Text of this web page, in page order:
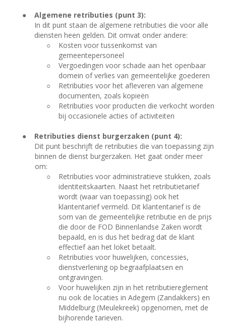
●
Algemene retributies (punt 3):
In dit punt staan de algemene retributies die voor alle
diensten heen gelden. Dit omvat onder andere:
○
Kosten voor tussenkomst van
gemeentepersoneel
○
Vergoedingen voor schade aan het openbaar
domein of verlies van gemeentelijke goederen
○
Retributies voor het afleveren van algemene
documenten, zoals kopieën
○
Retributies voor producten die verkocht worden
bij occasionele acties of activiteiten
●
Retributies dienst burgerzaken (punt 4):
Dit punt beschrijft de retributies die van toepassing zijn
binnen de dienst burgerzaken. Het gaat onder meer
om:
○
Retributies voor administratieve stukken, zoals
identiteitskaarten. Naast het retributietarief
wordt (waar van toepassing) ook het
klantentarief vermeld. Dit klantentarief is de
som van de gemeentelijke retributie en de prijs
die door de FOD Binnenlandse Zaken wordt
bepaald, en is dus het bedrag dat de klant
effectief aan het loket betaalt.
○
Retributies voor huwelijken, concessies,
dienstverlening op begraafplaatsen en
ontgravingen.
○
Voor huwelijken zijn in het retributiereglement
nu ook de locaties in Adegem (Zandakkers) en
Middelburg (Meulekreek) opgenomen, met de
bijhorende tarieven.